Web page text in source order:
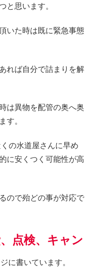
と思います。
いた時は既に緊急事態
れば自分で詰まりを解
は異物を配管の奥へ奥
す。
の水道屋さんに早め
に安くつく可能性が高
ので殆どの事が対応で
点検、キャン
に書いています。